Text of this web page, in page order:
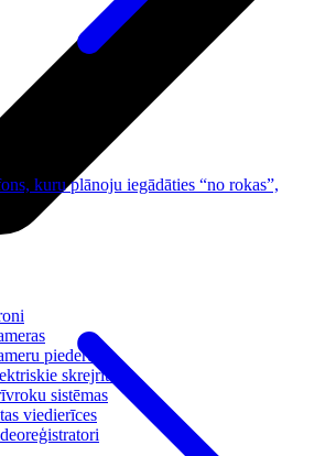
piederumi
skrejriteņi
sistēmas
viedierīces
kuru plānoju iegādāties “no rokas”,